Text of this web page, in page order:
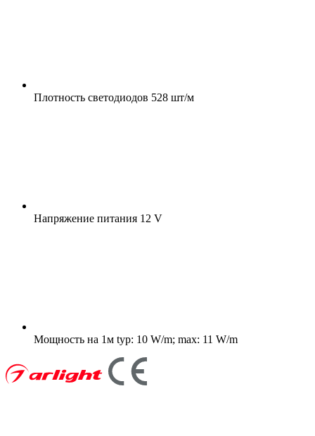
Плотность светодиодов 528 шт/м
Напряжение питания 12 V
Мощность на 1м typ: 10 W/m; max: 11 W/m